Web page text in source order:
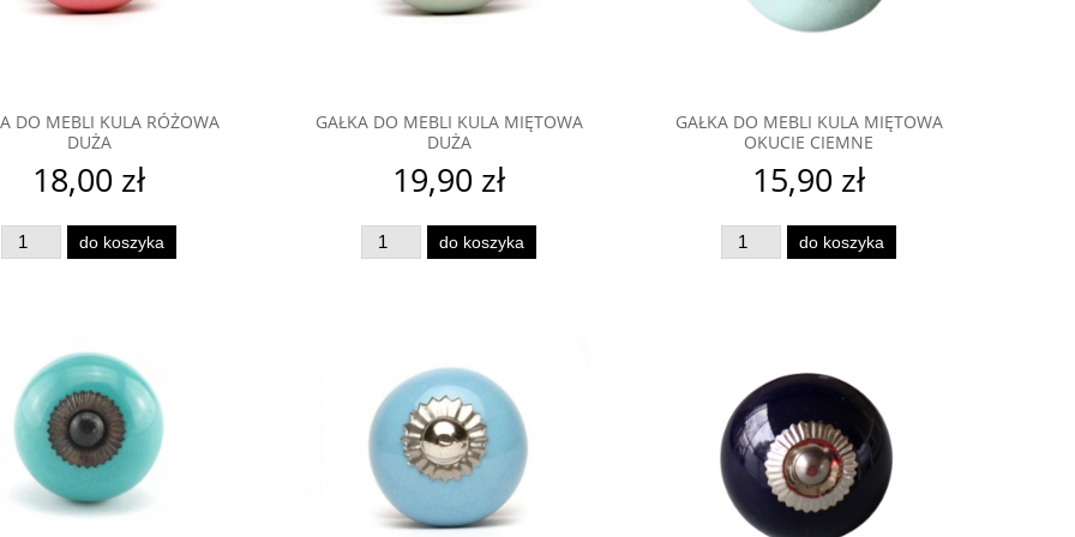
DO MEBLI KULA RÓŻOWA
DUŻA
18,00 zł
do koszyka
GAŁKA DO MEBLI KULA MIĘTOWA
DUŻA
19,90 zł
do koszyka
GAŁKA DO MEBLI KULA MIĘTOWA
OKUCIE CIEMNE
15,90 zł
do koszyka